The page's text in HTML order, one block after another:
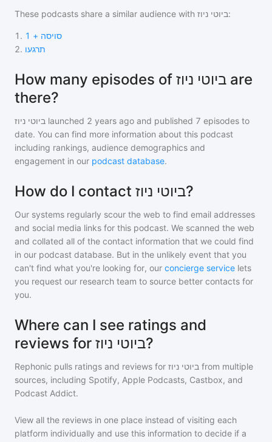
These podcasts share a similar audience with ביוטי ניוז:
1 .
סויסה + 1
2. תרגעו
How many episodes of ביוטי ניוז are
there?
ביוטי ניוז launched 2 years ago and published 7 episodes to
date. You can find more information about this podcast
including rankings, audience demographics and
engagement in our podcast database.
How do I contact ביוטי ניוז?
Our systems regularly scour the web to find email addresses
and social media links for this podcast. We scanned the web
and collated all of the contact information that we could find
in our podcast database. But in the unlikely event that you
can't find what you're looking for, our concierge service lets
you request our research team to source better contacts for
you.
Where can I see ratings and
reviews for ביוטי ניוז?
Rephonic pulls ratings and reviews for ביוטי ניוז from multiple
sources, including Spotify, Apple Podcasts, Castbox, and
Podcast Addict.
View all the reviews in one place instead of visiting each
platform individually and use this information to decide if a